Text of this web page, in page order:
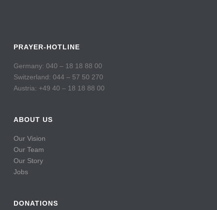
PRAYER-HOTLINE
Germany: 040 – 18 18 88 00
Switzerland: 044 – 57 50 270
Austria: +49 40 – 18 18 88 00
ABOUT US
Our Vision
Our Team
Our Story
Jobs
DONATIONS